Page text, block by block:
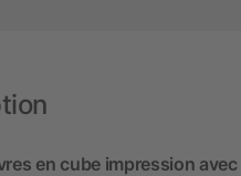
en cube impression